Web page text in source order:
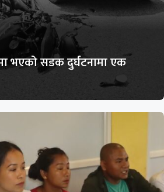
भएको सडक दुर्घटनामा एक